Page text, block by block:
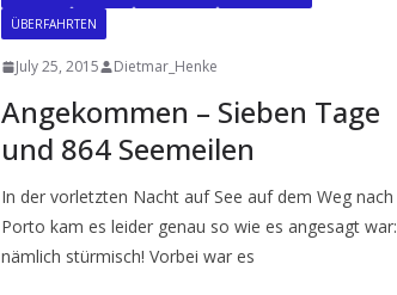
ÜBERFAHRTEN
July 25, 2015 Dietmar_Henke
Angekommen – Sieben Tage
und 864 Seemeilen
In der vorletzten Nacht auf See auf dem Weg nach
Porto kam es leider genau so wie es angesagt war:
nämlich stürmisch! Vorbei war es